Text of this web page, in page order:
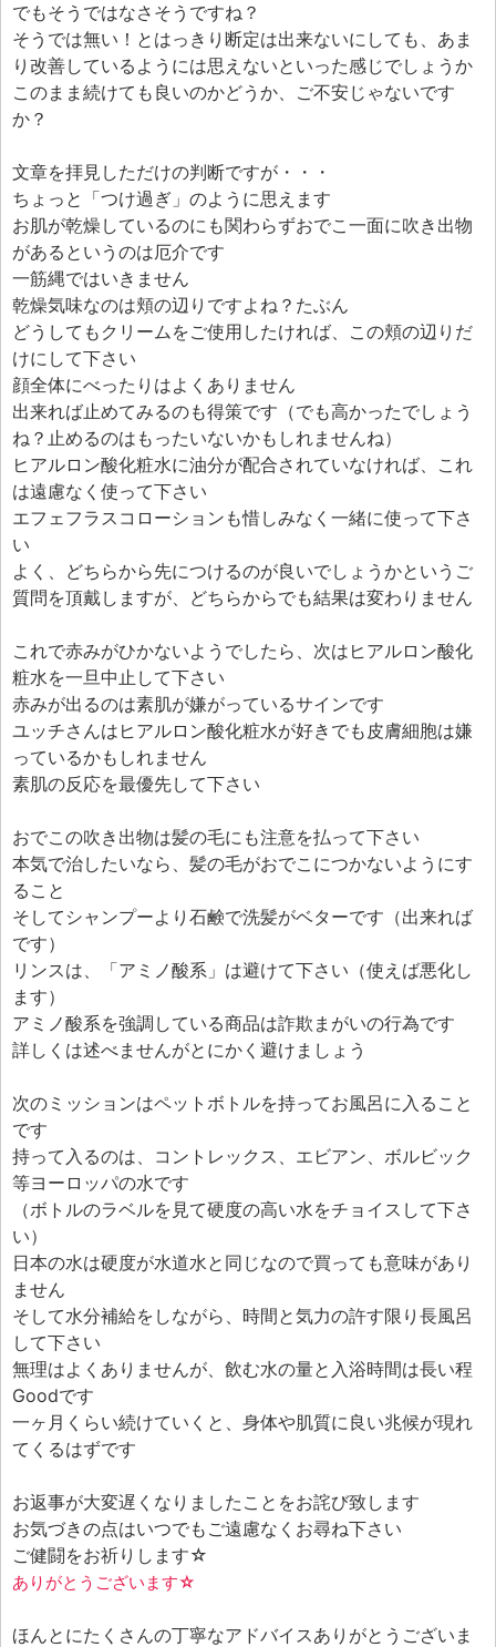
でもそうではなさそうですね？
そうでは無い！とはっきり断定は出来ないにしても、あま
り改善しているようには思えないといった感じでしょうか
このまま続けても良いのかどうか、ご不安じゃないです
か？
文章を拝見しただけの判断ですが・・・
ちょっと「つけ過ぎ」のように思えます
お肌が乾燥しているのにも関わらずおでこ一面に吹き出物
があるというのは厄介です
一筋縄ではいきません
乾燥気味なのは頬の辺りですよね？たぶん
どうしてもクリームをご使用したければ、この頬の辺りだ
けにして下さい
顔全体にべったりはよくありません
出来れば止めてみるのも得策です（でも高かったでしょう
ね？止めるのはもったいないかもしれませんね）
ヒアルロン酸化粧水に油分が配合されていなければ、これ
は遠慮なく使って下さい
エフェフラスコローションも惜しみなく一緒に使って下さ
い
よく、どちらから先につけるのが良いでしょうかというご
質問を頂戴しますが、どちらからでも結果は変わりません
これで赤みがひかないようでしたら、次はヒアルロン酸化
粧水を一旦中止して下さい
赤みが出るのは素肌が嫌がっているサインです
ユッチさんはヒアルロン酸化粧水が好きでも皮膚細胞は嫌
っているかもしれません
素肌の反応を最優先して下さい
おでこの吹き出物は髪の毛にも注意を払って下さい
本気で治したいなら、髪の毛がおでこにつかないようにす
ること
そしてシャンプーより石鹸で洗髪がベターです（出来れば
です）
リンスは、「アミノ酸系」は避けて下さい（使えば悪化し
ます）
アミノ酸系を強調している商品は詐欺まがいの行為です
詳しくは述べませんがとにかく避けましょう
次のミッションはペットボトルを持ってお風呂に入ること
です
持って入るのは、コントレックス、エビアン、ボルビック
等ヨーロッパの水です
（ボトルのラベルを見て硬度の高い水をチョイスして下さ
い）
日本の水は硬度が水道水と同じなので買っても意味があり
ません
そして水分補給をしながら、時間と気力の許す限り長風呂
して下さい
無理はよくありませんが、飲む水の量と入浴時間は長い程
Goodです
一ヶ月くらい続けていくと、身体や肌質に良い兆候が現れ
てくるはずです
お返事が大変遅くなりましたことをお詫び致します
お気づきの点はいつでもご遠慮なくお尋ね下さい
ご健闘をお祈りします☆
ありがとうございます☆
ほんとにたくさんの丁寧なアドバイスありがとうございま